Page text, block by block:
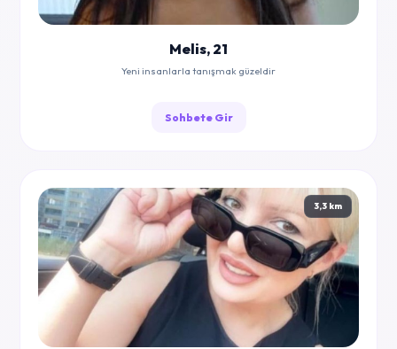
Melis, 21
Yeni insanlarla tanışmak güzeldir
Sohbete Gir
3,3 km